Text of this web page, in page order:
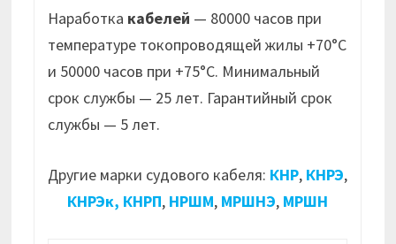
Наработка кабелей — 80000 часов при
температуре токопроводящей жилы +70°С
и 50000 часов при +75°С. Минимальный
срок службы — 25 лет. Гарантийный срок
службы — 5 лет.
Другие марки судового кабеля: КНР, КНРЭ,
КНРЭк, КНРП, НРШМ, МРШНЭ, МРШН